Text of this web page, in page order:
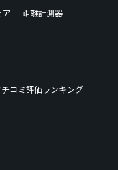
ア
距離計測器
チコミ評価ランキング